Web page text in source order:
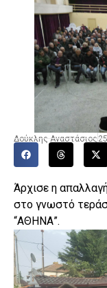
Δούκλης Αναστάσιος
Άρχισε η
στο γνωστό
“ΑΘΗΝΑ”.